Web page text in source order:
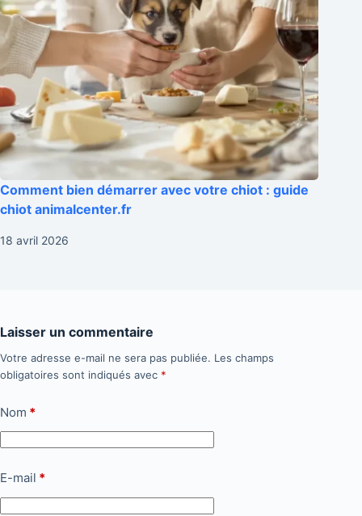
Comment bien démarrer avec votre chiot : guide
chiot animalcenter.fr
18 avril 2026
Laisser un commentaire
Votre adresse e-mail ne sera pas publiée. Les champs
obligatoires sont indiqués avec *
Nom *
E-mail *